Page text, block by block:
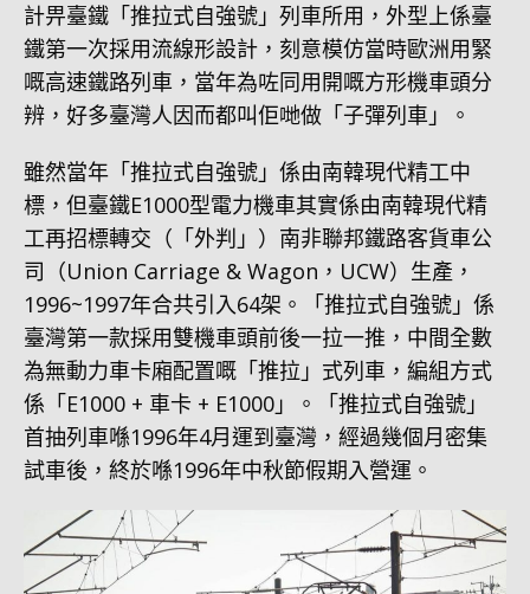
計畀臺鐵「推拉式自強號」列車所用，外型上係臺
鐵第一次採用流線形設計，刻意模仿當時歐洲用緊
嘅高速鐵路列車，當年為咗同用開嘅方形機車頭分
辨，好多臺灣人因而都叫佢哋做「子彈列車」。
雖然當年「推拉式自強號」係由南韓現代精工中
標，但臺鐵E1000型電力機車其實係由南韓現代精
工再招標轉交（「外判」）南非聯邦鐵路客貨車公
司（Union Carriage & Wagon，UCW）生產，
1996~1997年合共引入64架。「推拉式自強號」係
臺灣第一款採用雙機車頭前後一拉一推，中間全數
為無動力車卡廂配置嘅「推拉」式列車，編組方式
係「E1000 + 車卡 + E1000」。「推拉式自強號」
首抽列車喺1996年4月運到臺灣，經過幾個月密集
試車後，終於喺1996年中秋節假期入營運。